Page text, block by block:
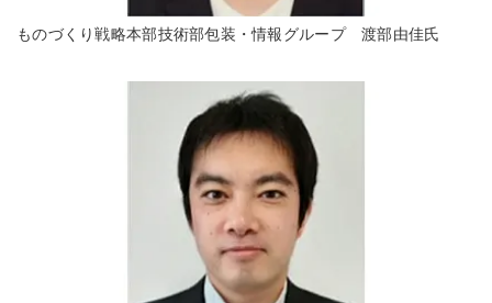
ものづくり戦略本部技術部包装・情報グループ 渡部由佳氏